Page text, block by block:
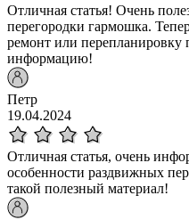
Отличная статья! Очень
перегородки гармошка.
ремонт или перепланировку
информацию!
Петр
19.04.2024
Отличная статья, очень
особенности раздвижных
такой полезный материал!